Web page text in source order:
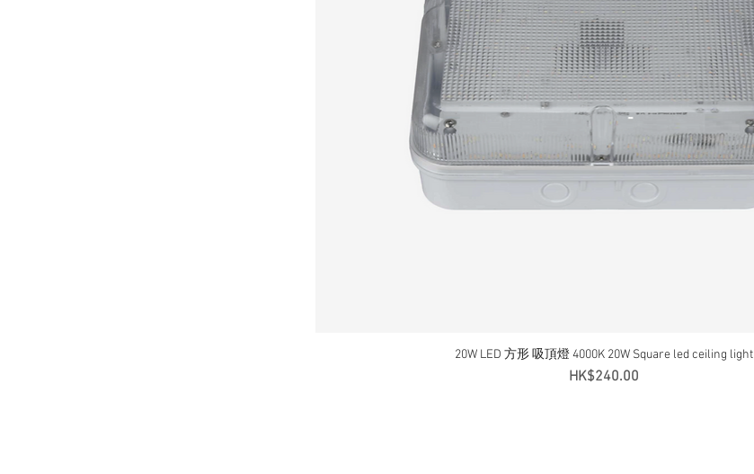
快速瀏覽
20W LED 方形 吸頂燈 4000K 20W Square led ceiling light
價格
HK$240.00